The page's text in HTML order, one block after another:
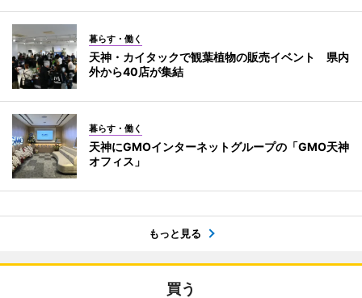
暮らす・働く
天神・カイタックで観葉植物の販売イベント 県内
外から40店が集結
暮らす・働く
天神にGMOインターネットグループの「GMO天神
オフィス」
もっと見る
買う